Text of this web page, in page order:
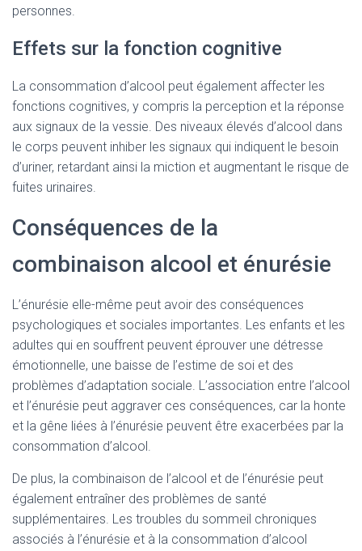
personnes.
Effets sur la fonction cognitive
La consommation d’alcool peut également affecter les
fonctions cognitives, y compris la perception et la réponse
aux signaux de la vessie. Des niveaux élevés d’alcool dans
le corps peuvent inhiber les signaux qui indiquent le besoin
d’uriner, retardant ainsi la miction et augmentant le risque de
fuites urinaires.
Conséquences de la
combinaison alcool et énurésie
L’énurésie elle-même peut avoir des conséquences
psychologiques et sociales importantes. Les enfants et les
adultes qui en souffrent peuvent éprouver une détresse
émotionnelle, une baisse de l’estime de soi et des
problèmes d’adaptation sociale. L’association entre l’alcool
et l’énurésie peut aggraver ces conséquences, car la honte
et la gêne liées à l’énurésie peuvent être exacerbées par la
consommation d’alcool.
De plus, la combinaison de l’alcool et de l’énurésie peut
également entraîner des problèmes de santé
supplémentaires. Les troubles du sommeil chroniques
associés à l’énurésie et à la consommation d’alcool